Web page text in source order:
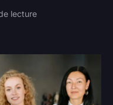
lecture